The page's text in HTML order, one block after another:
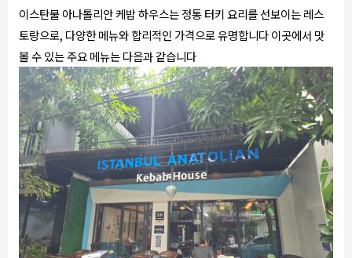
이스탄불 아나톨리안 케밥 하우스는 정통 터키 요리를 선보이는 레스
토랑으로, 다양한 메뉴와 합리적인 가격으로 유명합니다 이곳에서 맛
볼 수 있는 주요 메뉴는 다음과 같습니다